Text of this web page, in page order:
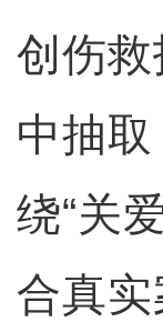
创伤
中抽
绕“关
合真